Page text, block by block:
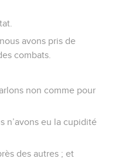
avons pris de
combats.
non comme pour
n’avons eu la cupidité
des autres ; et